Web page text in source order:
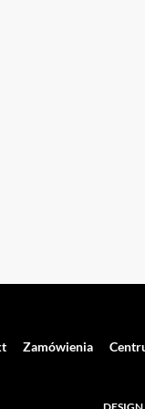
Zamówienia